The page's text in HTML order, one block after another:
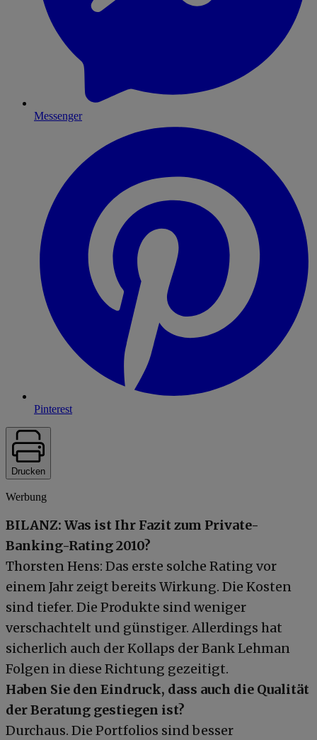
Messenger
Pinterest
Drucken
Werbung
BILANZ: Was ist Ihr Fazit zum Private-
Banking-Rating 2010?
Thorsten Hens: Das erste solche Rating vor
einem Jahr zeigt bereits Wirkung. Die Kosten
sind tiefer. Die Produkte sind weniger
verschachtelt und günstiger. Allerdings hat
sicherlich auch der Kollaps der Bank Lehman
Folgen in diese Richtung gezeitigt.
Haben Sie den Eindruck, dass auch die Qualität
der Beratung gestiegen ist?
Durchaus. Die Portfolios sind besser